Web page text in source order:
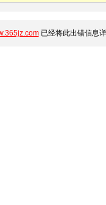
已经将此出错信息